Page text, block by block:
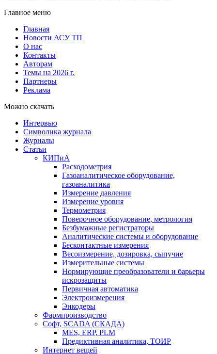
Главное меню
Главная
Новости АСУ ТП
О нас
Контакты
Авторам
Темы на 2026 г.
Партнеры
Реклама
Можно скачать
Интервью
Символика журнала
Журналы
Статьи
КИПиА
Расходометрия
Газоаналитическое оборудование,
газоаналитика
Измерение давления
Измерение уровня
Термометрия
Поверочное оборудование, метрология
Безбумажные регистраторы
Аналитические системы и оборудование
Бесконтактные измерения
Весоизмерение, дозировка, сыпучие
Измерительные системы
Нормирующие преобразователи и барьеры
искрозащиты
Первичная автоматика
Электроизмерения
Энкодеры
Фармпроизводство
Софт, SCADA (СКАДА)
MES, ERP, PLM
Предиктивная аналитика, ТОИР
Интернет вещей